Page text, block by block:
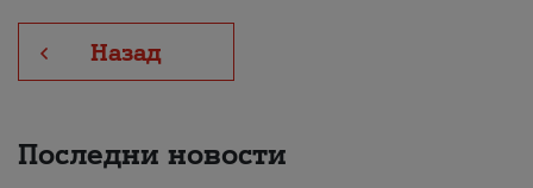
Назад
Последни новости